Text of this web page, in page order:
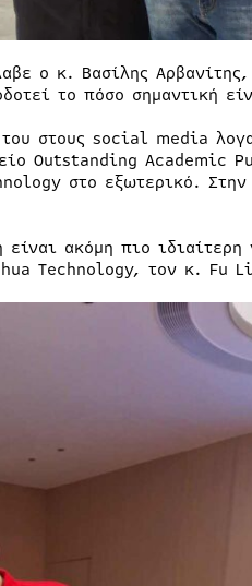
ο κ. Βασίλης
το πόσο σημαντική
στους social media
Outstanding Academic
στο εξωτερικό.
ακόμη πιο
Technology, τον κ. Fu